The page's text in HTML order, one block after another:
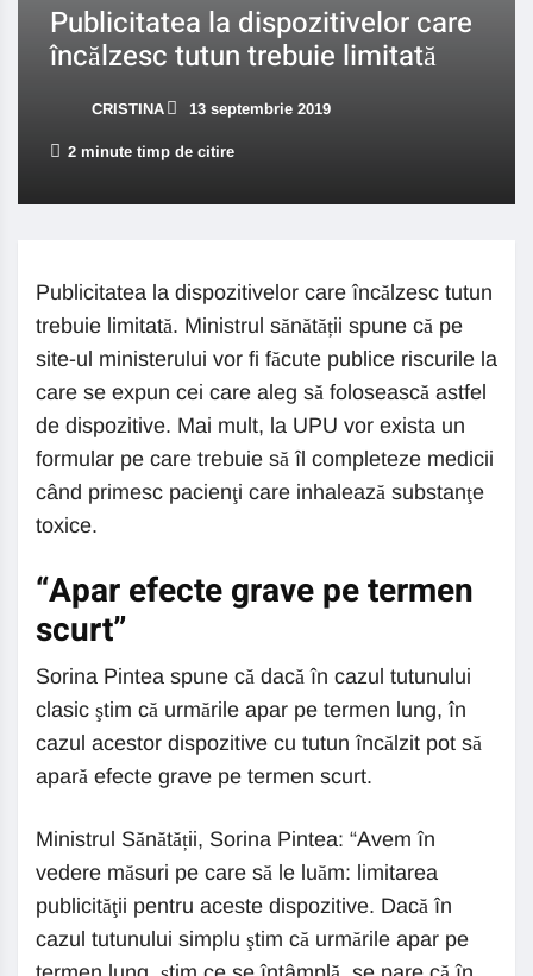
Publicitatea la dispozitivelor care
încălzesc tutun trebuie limitată
CRISTINA 13 septembrie 2019
2 minute timp de citire
Publicitatea la dispozitivelor care încălzesc tutun
trebuie limitată. Ministrul sănătății spune că pe
site-ul ministerului vor fi făcute publice riscurile la
care se expun cei care aleg să folosească astfel
de dispozitive. Mai mult, la UPU vor exista un
formular pe care trebuie să îl completeze medicii
când primesc pacienţi care inhalează substanţe
toxice.
“Apar efecte grave pe termen
scurt”
Sorina Pintea spune că dacă în cazul tutunului
clasic ştim că urmările apar pe termen lung, în
cazul acestor dispozitive cu tutun încălzit pot să
apară efecte grave pe termen scurt.
Ministrul Sănătății, Sorina Pintea: “Avem în
vedere măsuri pe care să le luăm: limitarea
publicităţii pentru aceste dispozitive. Dacă în
cazul tutunului simplu ştim că urmările apar pe